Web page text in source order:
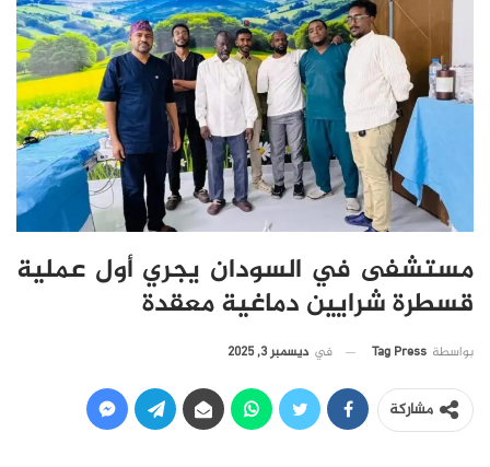
مستشفى في السودان يجري أول عملية
قسطرة شرايين دماغية معقدة
بواسطة Tag Press في ديسمبر 3, 2025
مشاركة